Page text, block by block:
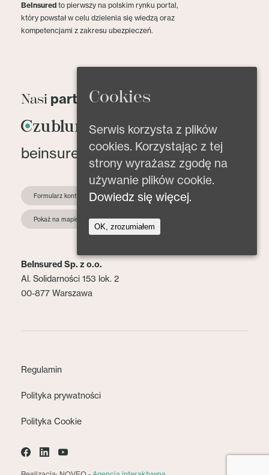
BeInsured to pierwszy na polskim rynku portal,
który powstał w celu dzielenia się wiedzą oraz
kompetencjami z zakresu ubezpieczeń.
Nasi partnerzy
beinsured@beinsured.pl
Formularz kontaktowy
Pokaż na mapie
BeInsured Sp. z o.o.
Al. Solidarności 153 lok. 2
00-877 Warszawa
Regulamin
Polityka prywatności
Polityka Cookie
Cookies
Serwis korzysta z plików
cookies. Korzystając z tej
strony wyrażasz zgodę na
używanie plików cookie.
Dowiedz się więcej.
OK, zrozumiałem